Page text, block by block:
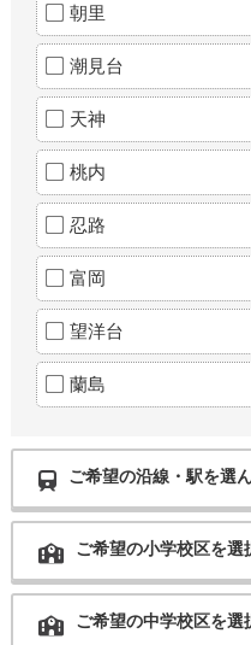
朝里
潮見台
天神
桃内
忍路
富岡
望洋台
蘭島
ご希望の沿線・駅を選
ご希望の小学校区を選
ご希望の中学校区を選